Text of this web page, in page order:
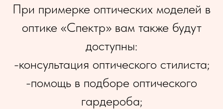
При примерке оптических моделей в
оптике «Спектр» вам также будут
доступны:
-консультация оптического стилиста;
-помощь в подборе оптического
гардероба;